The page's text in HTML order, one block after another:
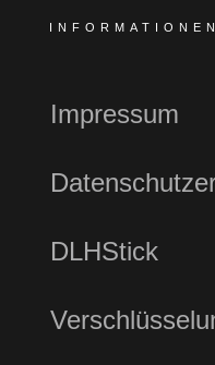
INFORMATIONEN
Impressum
DLHStick